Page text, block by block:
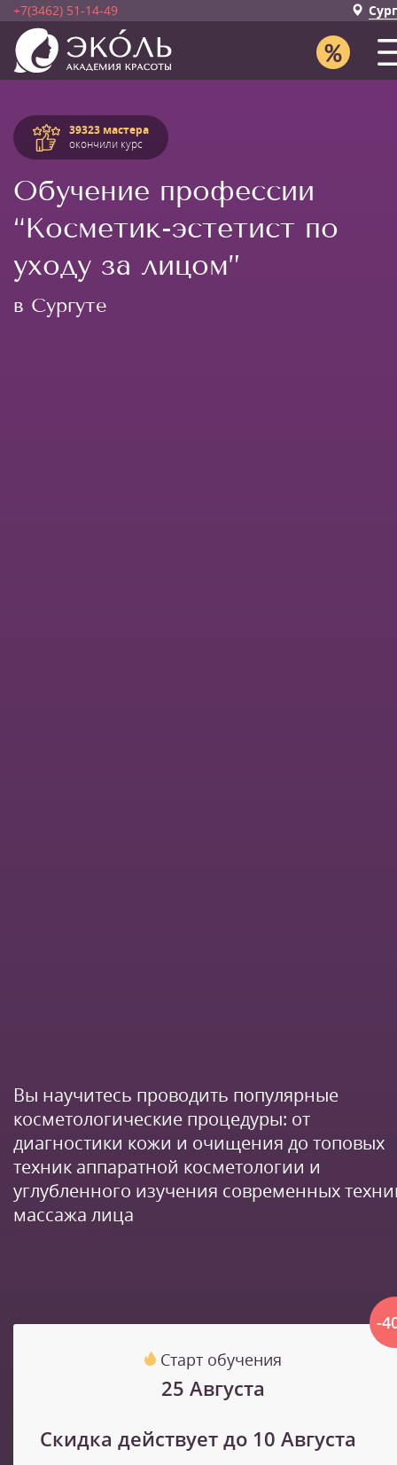
+7(3462) 51-14-49
39323 мастера
окончили курс
Обучение профессии
“Косметик-эстетист по
уходу за лицом”
в Сургуте
Вы научитесь проводить популярные
косметологические процедуры: от
диагностики кожи и очищения до топовых
техник аппаратной косметологии и
углубленного изучения современных
массажа лица
-
Старт обучения
25 Августа
Скидка действует до 10 Августа